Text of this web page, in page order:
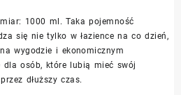
1000 ml. Taka pojemność
się nie tylko w łazience na co dzień,
wygodzie i ekonomicznym
dla osób, które lubią mieć swój
dłuższy czas.